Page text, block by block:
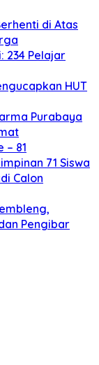
di Atas
234 Pelajar
HUT
Purabaya
– 81
71 Siswa
Calon
Pengibar